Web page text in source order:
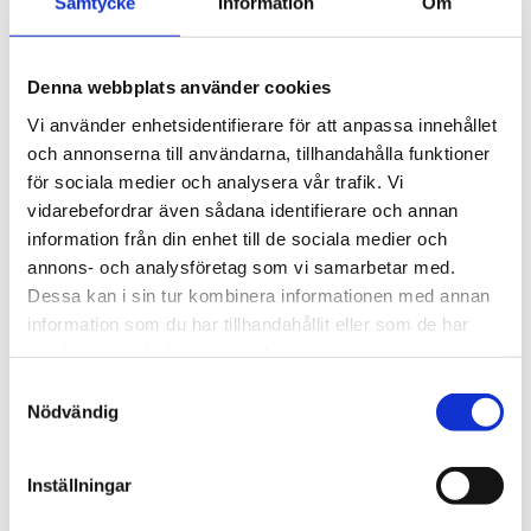
Denna webbplats använder cookies
Vi använder enhetsidentifierare för att anpassa innehållet
och annonserna till användarna, tillhandahålla funktioner
för sociala medier och analysera vår trafik. Vi
vidarebefordrar även sådana identifierare och annan
information från din enhet till de sociala medier och
annons- och analysföretag som vi samarbetar med.
Dessa kan i sin tur kombinera informationen med annan
information som du har tillhandahållit eller som de har
Nödvändig
Inställningar
september (2)
januari (12)
2024
december (5)
november (20)
juli (1)
mars (2)